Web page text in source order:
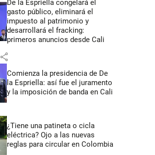
De la Espriella congelará el
gasto público, eliminará el
impuesto al patrimonio y
desarrollará el fracking:
primeros anuncios desde Cali
share
Comienza la presidencia de De
la Espriella: así fue el juramento
y la imposición de banda en Cali
¿Tiene una patineta o cicla
eléctrica? Ojo a las nuevas
reglas para circular en Colombia